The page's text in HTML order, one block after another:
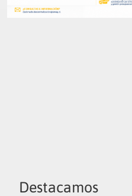
Destacamos